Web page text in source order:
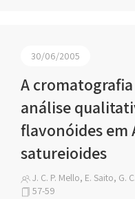
30/06/2005
A
análise
flavonóides em
satureioides
J. C. P. Mello, E. Saito, G.
57-59